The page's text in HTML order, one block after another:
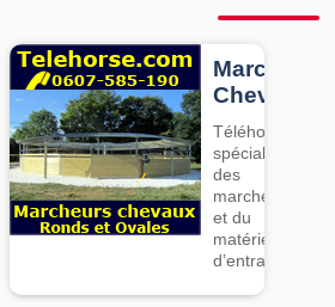
Marcheurs
Chevaux
Téléhorse,
spécialiste
des
marcheurs
et du
matériel
d’entrainement